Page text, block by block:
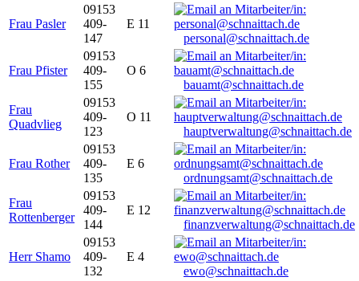
Frau Pasler
09153
409-
147
E 11
personal@schnaittach.de
Frau Pfister
09153
409-
155
O 6
bauamt@schnaittach.de
Frau
Quadvlieg
09153
409-
123
O 11
hauptverwaltung@schnaittach.de
Frau Rother
09153
409-
135
E 6
ordnungsamt@schnaittach.de
Frau
Rottenberger
09153
409-
144
E 12
finanzverwaltung@schnaittach.de
Herr Shamo
09153
409-
132
E 4
ewo@schnaittach.de